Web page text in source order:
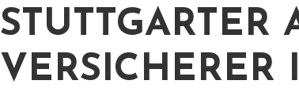
STUTTGARTER
VERSICHERER